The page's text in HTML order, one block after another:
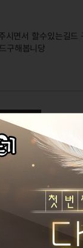
시면서 할수있는길드
구해봅니당
델리